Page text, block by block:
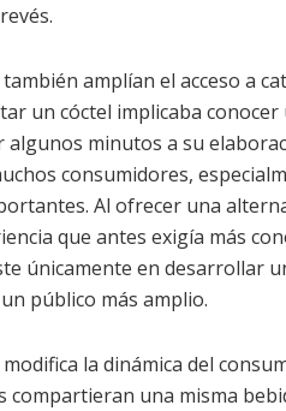
amplían el acceso a
un cóctel implicaba
algunos minutos a su
consumidores,
Al ofrecer una
que antes exigía más
únicamente en desarrollar
público más amplio.
la dinámica del
compartieran una misma